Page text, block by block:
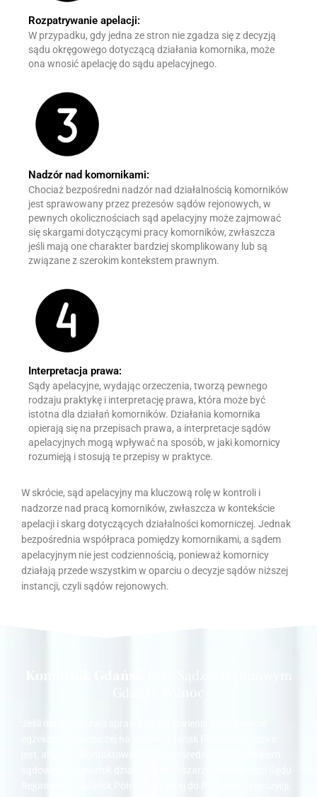
Rozpatrywanie apelacji:
W przypadku, gdy jedna ze stron nie zgadza się z decyzją
sądu okręgowego dotyczącą działania komornika, może
ona wnosić apelację do sądu apelacyjnego.
Nadzór nad komornikami:
Chociaż bezpośredni nadzór nad działalnością komorników
jest sprawowany przez prezesów sądów rejonowych, w
pewnych okolicznościach sąd apelacyjny może zajmować
się skargami dotyczącymi pracy komorników, zwłaszcza
jeśli mają one charakter bardziej skomplikowany lub są
związane z szerokim kontekstem prawnym.
Interpretacja prawa:
Sądy apelacyjne, wydając orzeczenia, tworzą pewnego
rodzaju praktykę i interpretację prawa, która może być
istotna dla działań komorników. Działania komornika
opierają się na przepisach prawa, a interpretacje sądów
apelacyjnych mogą wpływać na sposób, w jaki komornicy
rozumieją i stosują te przepisy w praktyce.
W skrócie, sąd apelacyjny ma kluczową rolę w kontroli i
nadzorze nad pracą komorników, zwłaszcza w kontekście
apelacji i skarg dotyczących działalności komorniczej. Jednak
bezpośrednia współpraca pomiędzy komornikami, a sądem
apelacyjnym nie jest codziennością, ponieważ komornicy
działają przede wszystkim w oparciu o decyzje sądów niższej
instancji, czyli sądów rejonowych.
Komornik Gdańsk